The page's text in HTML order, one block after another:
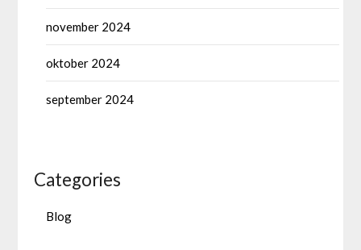
november 2024
oktober 2024
september 2024
Categories
Blog